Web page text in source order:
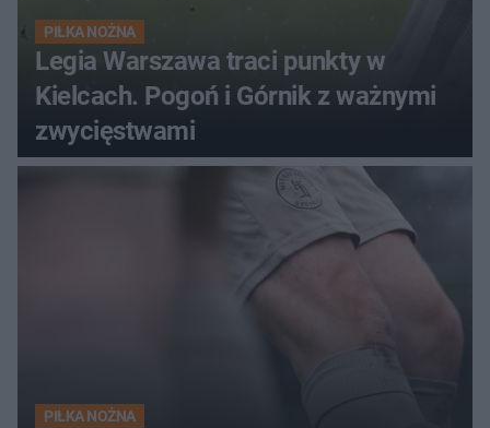
PIŁKA NOŻNA
Legia Warszawa traci punkty w
Kielcach. Pogoń i Górnik z ważnymi
zwycięstwami
PIŁKA NOŻNA